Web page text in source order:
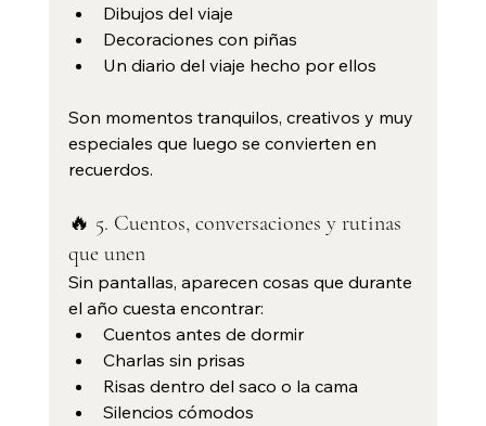
Dibujos del viaje
Decoraciones con piñas
Un diario del viaje hecho por ellos
Son momentos tranquilos, creativos y muy
especiales que luego se convierten en
recuerdos.
🔥 5. Cuentos, conversaciones y rutinas
que unen
Sin pantallas, aparecen cosas que durante
el año cuesta encontrar:
Cuentos antes de dormir
Charlas sin prisas
Risas dentro del saco o la cama
Silencios cómodos